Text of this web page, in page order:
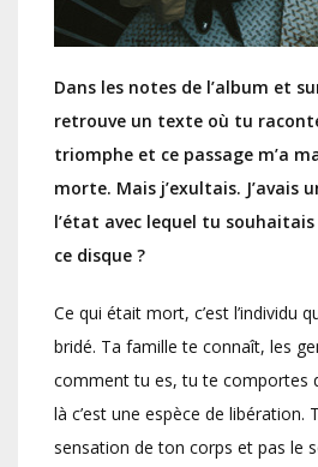
Dans les notes de l’album et
retrouve un texte où tu
triomphe et ce passage m’a
morte. Mais j’exultais. J’avais
l’état avec lequel tu
ce disque ?
Ce qui était mort, c’est l’individu
bridé. Ta famille te connaît, les
comment tu es, tu te comportes
là c’est une espèce de libération.
sensation de ton corps et pas le